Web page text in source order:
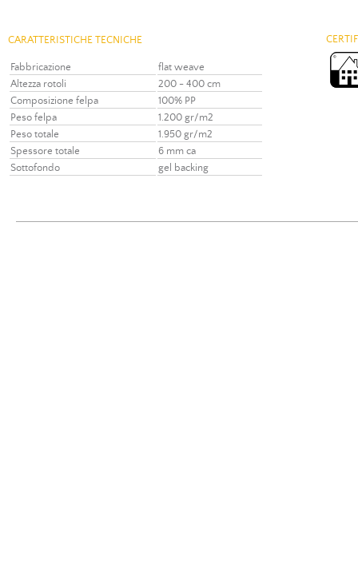
CARATTERISTICHE TECNICHE
Fabbricazione
flat weave
Altezza rotoli
200 - 400 cm
Composizione felpa
100% PP
Peso felpa
1.200 gr/m2
Peso totale
1.950 gr/m2
Spessore totale
6 mm ca
Sottofondo
gel backing